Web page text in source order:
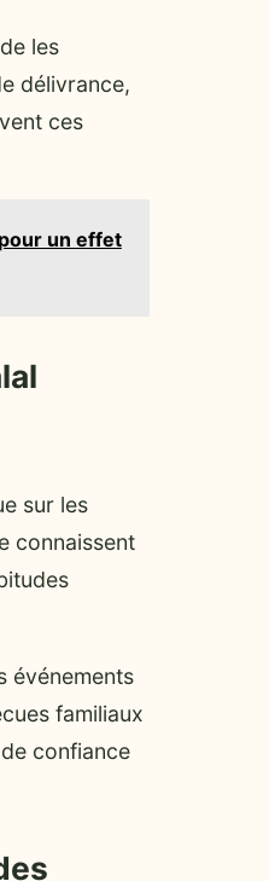
les
délivrance,
ces
un effet
sur les
connaissent
événements
familiaux
confiance